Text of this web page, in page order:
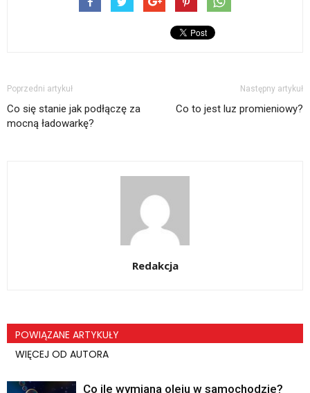
Poprzedni artykuł
Co się stanie jak podłączę za
mocną ładowarkę?
Następny artykuł
Co to jest luz promieniowy?
Redakcja
POWIĄZANE ARTYKUŁY
WIĘCEJ OD AUTORA
Co ile wymiana oleju w samochodzie?